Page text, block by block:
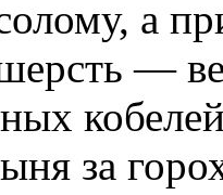
а
—
за